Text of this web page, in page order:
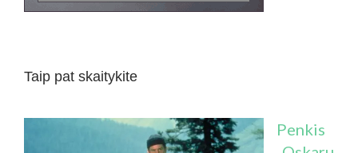
Taip pat skaitykite
Penkis